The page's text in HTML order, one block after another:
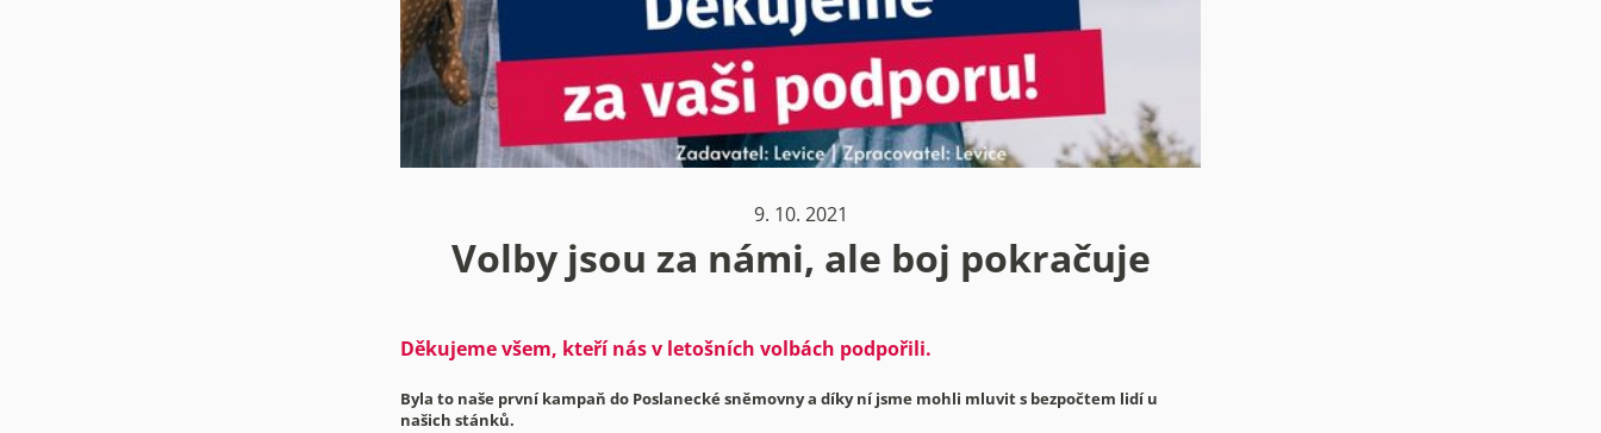
9. 10. 2021
Volby jsou za námi, ale boj pokračuje
Děkujeme všem, kteří nás v letošních volbách podpořili.
Byla to naše první kampaň do Poslanecké sněmovny a díky ní jsme mohli mluvit s bezpočtem lidí u
našich stánků.